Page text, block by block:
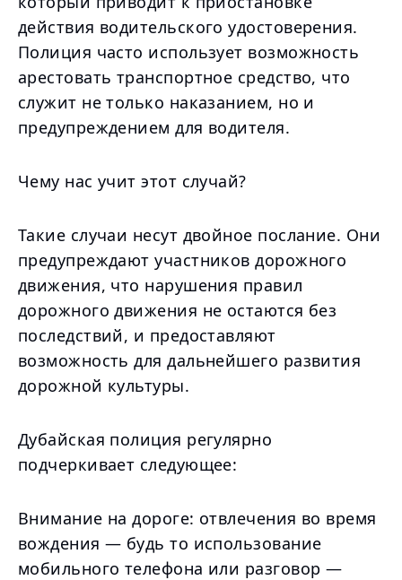
действия водительского удостоверения.
Полиция часто использует возможность
арестовать транспортное средство, что
служит не только наказанием, но и
предупреждением для водителя.
Чему нас учит этот случай?
Такие случаи несут двойное послание. Они
предупреждают участников дорожного
движения, что нарушения правил
дорожного движения не остаются без
последствий, и предоставляют
возможность для дальнейшего развития
дорожной культуры.
Дубайская полиция регулярно
подчеркивает следующее:
Внимание на дороге: отвлечения во время
вождения — будь то использование
мобильного телефона или разговор —